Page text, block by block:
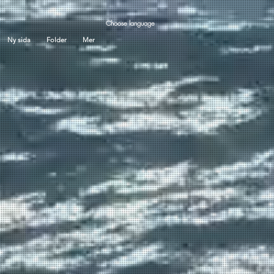
Choose language
Ny sida Folder Mer